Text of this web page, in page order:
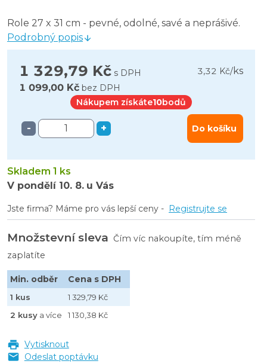
Role 27 x 31 cm - pevné, odolné, savé a neprášivé.
Podrobný popis
1 329,79 Kč s DPH 3,32 Kč/ks
1 099,00 Kč bez DPH
Nákupem získáte10bodů
- + Do košíku
Skladem 1 ks
V pondělí 10. 8. u Vás
Jste firma? Máme pro vás lepší ceny - Registrujte se
Množstevní sleva Čím víc nakoupíte, tím méně
zaplatíte
Min. odběr Cena s DPH
1 kus
1 329,79 Kč
2 kusy a více 1 130,38 Kč
Vytisknout
Odeslat poptávku